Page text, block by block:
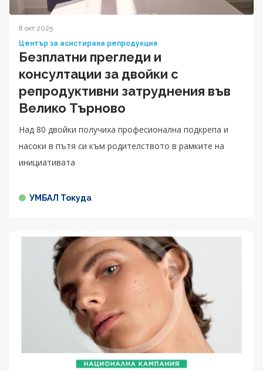
8 окт 2025
Център за асистирана репродукция
Безплатни прегледи и
консултации за двойки с
репродуктивни затруднения във
Велико Търново
Над 80 двойки получиха професионална подкрепа и
насоки в пътя си към родителството в рамките на
инициативата
УМБАЛ Токуда